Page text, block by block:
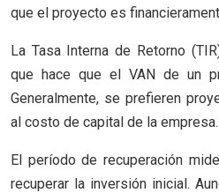
que el proyecto es
La Tasa Interna de Retorno
que hace que el VAN de un
Generalmente, se prefieren
al costo de capital de la empresa.
El período de recuperación
recuperar la inversión inicial.